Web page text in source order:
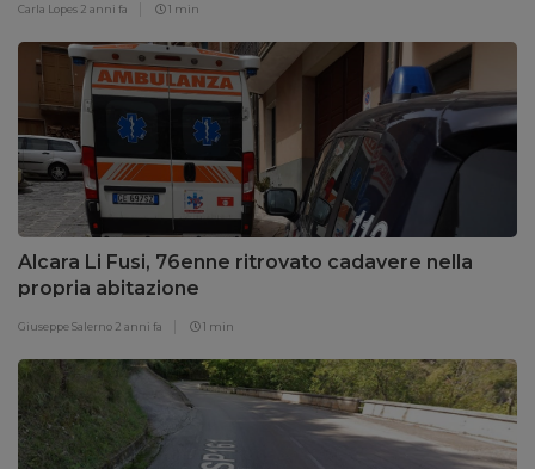
Carla Lopes 2 anni fa 1 min
Alcara Li Fusi, 76enne ritrovato cadavere nella
propria abitazione
Giuseppe Salerno 2 anni fa 1 min